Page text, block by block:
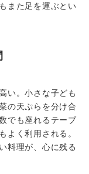
また足を運ぶとい
い。小さな子ども
の天ぷらを分け合
でも座れるテーブ
よく利用される。
料理が、心に残る